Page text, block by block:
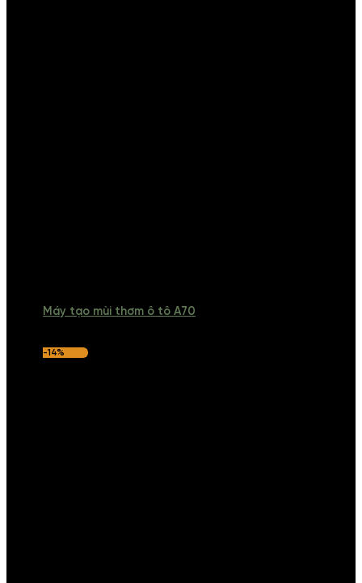
Máy tạo mùi thơm ô tô A70
-14%